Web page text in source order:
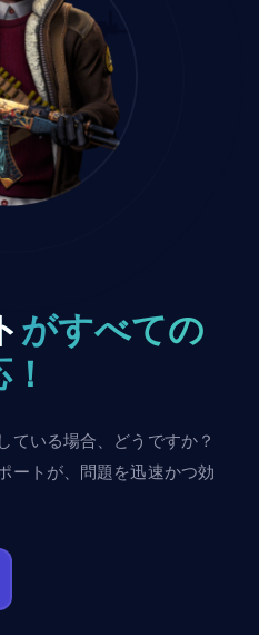
がすべての
ている場合、どうですか？
ートが、問題を迅速かつ効